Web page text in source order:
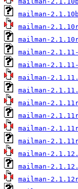
mailman-
mailman-
mailman-
mailman-
mailman-
mailman-
mailman-
mailman-
mailman-
mailman-
mailman-
mailman-
mailman-
mailman-